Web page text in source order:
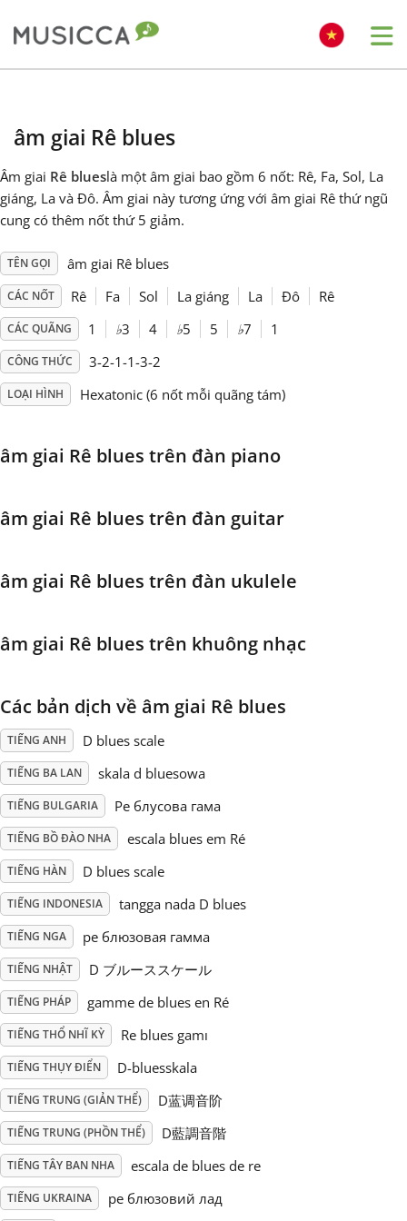
Deutsch
English
Español
Polski
Português
Русский
Svenska
Tiếng Việt
Türkçe
Українська
简体中文
繁體中文
âm giai Rê blues
Âm giai Rê blueslà một âm giai bao gồm 6 nốt: Rê, Fa, Sol, La
giáng, La và Đô. Âm giai này tương ứng với âm giai Rê thứ ngũ
cung có thêm nốt thứ 5 giảm.
TÊN GỌI âm giai Rê blues
CÁC NỐT Rê Fa Sol La giáng La Đô Rê
CÁC QUÃNG 1 ♭3 4 ♭5 5 ♭7 1
CÔNG THỨC 3-2-1-1-3-2
LOẠI HÌNH Hexatonic (6 nốt mỗi quãng tám)
âm giai Rê blues trên đàn piano
âm giai Rê blues trên đàn guitar
âm giai Rê blues trên đàn ukulele
âm giai Rê blues trên khuông nhạc
Các bản dịch về âm giai Rê blues
TIẾNG ANH D blues scale
TIẾNG BA LAN skala d bluesowa
TIẾNG BULGARIA Ре блусова гама
TIẾNG BỒ ĐÀO NHA escala blues em Ré
TIẾNG HÀN D blues scale
TIẾNG INDONESIA tangga nada D blues
TIẾNG NGA ре блюзовая гамма
TIẾNG NHẬT D ブルーススケール
TIẾNG PHÁP gamme de blues en Ré
TIẾNG THỔ NHĨ KỲ Re blues gamı
TIẾNG THỤY ĐIỂN D-bluesskala
TIẾNG TRUNG (GIẢN THỂ) D蓝调音阶
TIẾNG TRUNG (PHỒN THỂ) D藍調音階
TIẾNG TÂY BAN NHA escala de blues de re
TIẾNG UKRAINA ре блюзовий лад